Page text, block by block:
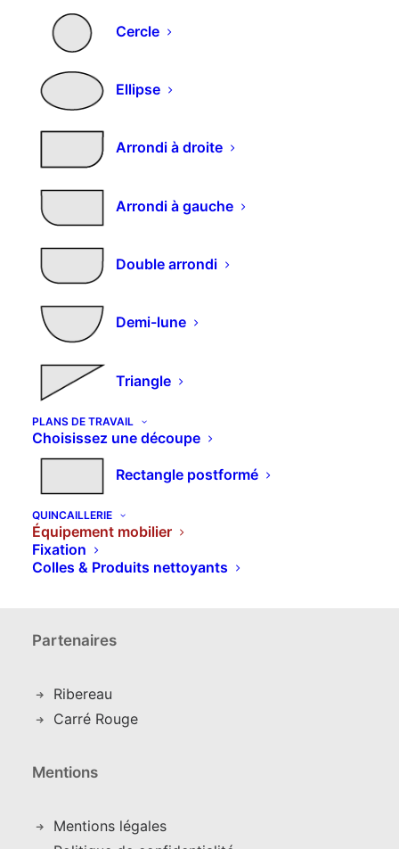
Cercle
Ellipse
Arrondi à droite
Arrondi à gauche
Double arrondi
Demi-lune
Triangle
PLANS DE TRAVAIL
Choisissez une découpe
Rectangle postformé
QUINCAILLERIE
Équipement mobilier
Fixation
Colles & Produits nettoyants
Infos
Contacts
Qui sommes nous
Comment commande
Couleurs et décors
Mon compte
Détails du compte
Commandes
Adresses
Partenaires
Ribereau
Carré Rouge
Mentions
Mentions légales